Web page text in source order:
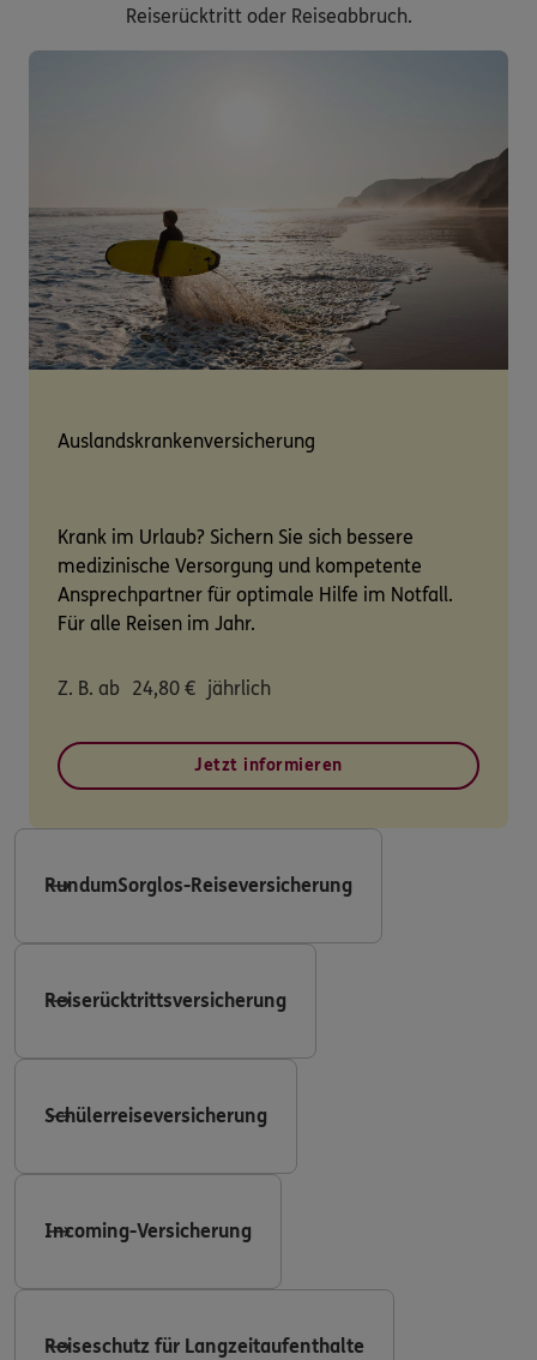
Reiserücktritt oder Reiseabbruch.
Auslandskrankenversicherung
Krank im Urlaub? Sichern Sie sich bessere
medizinische Versorgung und kompetente
Ansprechpartner für optimale Hilfe im Notfall.
Für alle Reisen im Jahr.
Z. B. ab 24,80 € jährlich
Jetzt informieren
RundumSorglos-Reiseversicherung
Reiserücktrittsversicherung
Schülerreiseversicherung
Incoming-Versicherung
Reiseschutz für Langzeitaufenthalte